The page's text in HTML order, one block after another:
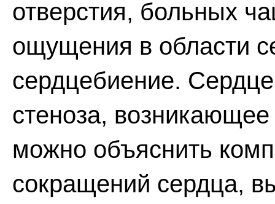
отверстия, больных
ощущения в области
сердцебиение.
стеноза,
можно объяснить
сокращений сердца,